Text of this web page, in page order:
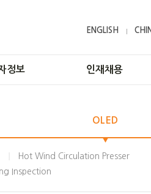
ENGLISH
정보
정보
관리규정
인재채용
인재육성
복리후생
채용공고
OLED
Hot Wind Circulation Presser
Inspection